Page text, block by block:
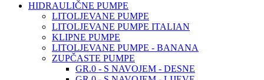
HIDRAULIČNE PUMPE
LITOLJEVANE PUMPE
LITOLJEVANE PUMPE ITALIAN
KLIPNE PUMPE
LITOLJEVANE PUMPE - BANANA
ZUPČASTE PUMPE
GR.0 - S NAVOJEM - DESNE